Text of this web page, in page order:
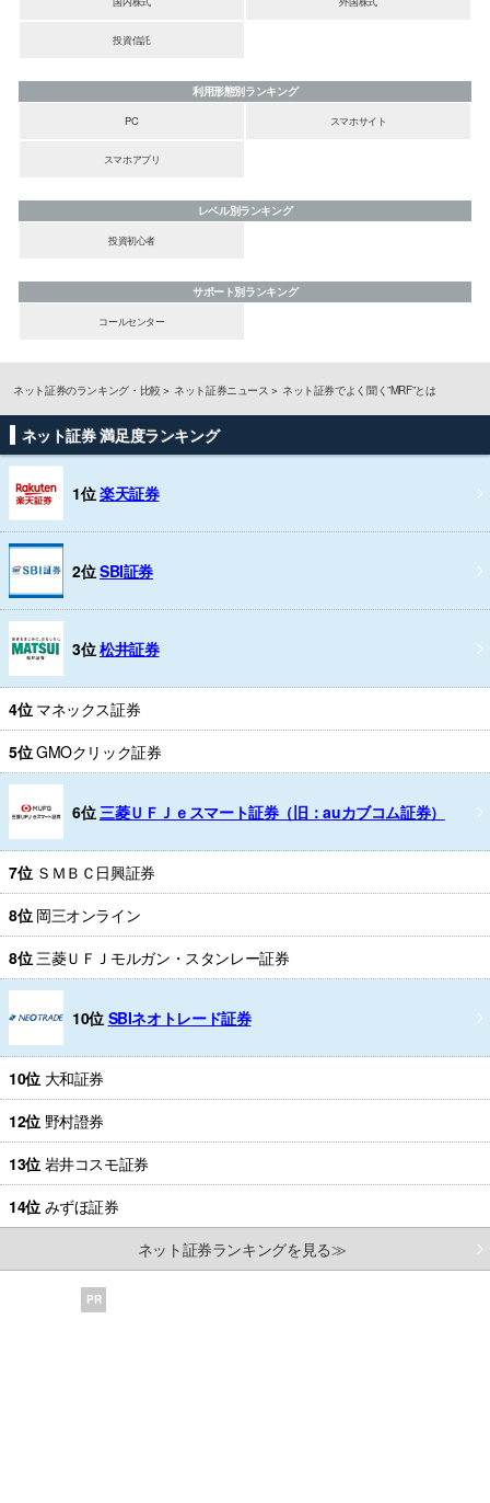
投資信託
利用形態別ランキング
PC
スマホサイト
スマホアプリ
レベル別ランキング
投資初心者
サポート別ランキング
コールセンター
ネット証券のランキング・比較 ネット証券ニュース ネット証券でよく聞く”MRF”とは
ネット証券 満足度ランキング
1位楽天証券
2位SBI証券
3位松井証券
4位 マネックス証券
5位GMOクリック証券
6位 三菱ＵＦＪｅスマート証券（旧：auカブコム証券）
7位 ＳＭＢＣ日興証券
8位 岡三オンライン
8位 三菱ＵＦＪモルガン・スタンレー証券
10位 SBIネオトレード証券
10位 大和証券
12位 野村證券
13位 岩井コスモ証券
14位 みずほ証券
ネット証券ランキングを見る≫
PR